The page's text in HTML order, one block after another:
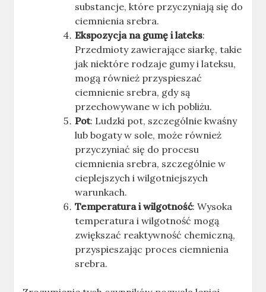
substancje, które przyczyniają się do
ciemnienia srebra.
Ekspozycja na gumę i lateks:
Przedmioty zawierające siarkę, takie
jak niektóre rodzaje gumy i lateksu,
mogą również przyspieszać
ciemnienie srebra, gdy są
przechowywane w ich pobliżu.
Pot: Ludzki pot, szczególnie kwaśny
lub bogaty w sole, może również
przyczyniać się do procesu
ciemnienia srebra, szczególnie w
cieplejszych i wilgotniejszych
warunkach.
Temperatura i wilgotność: Wysoka
temperatura i wilgotność mogą
zwiększać reaktywność chemiczną,
przyspieszając proces ciemnienia
srebra.